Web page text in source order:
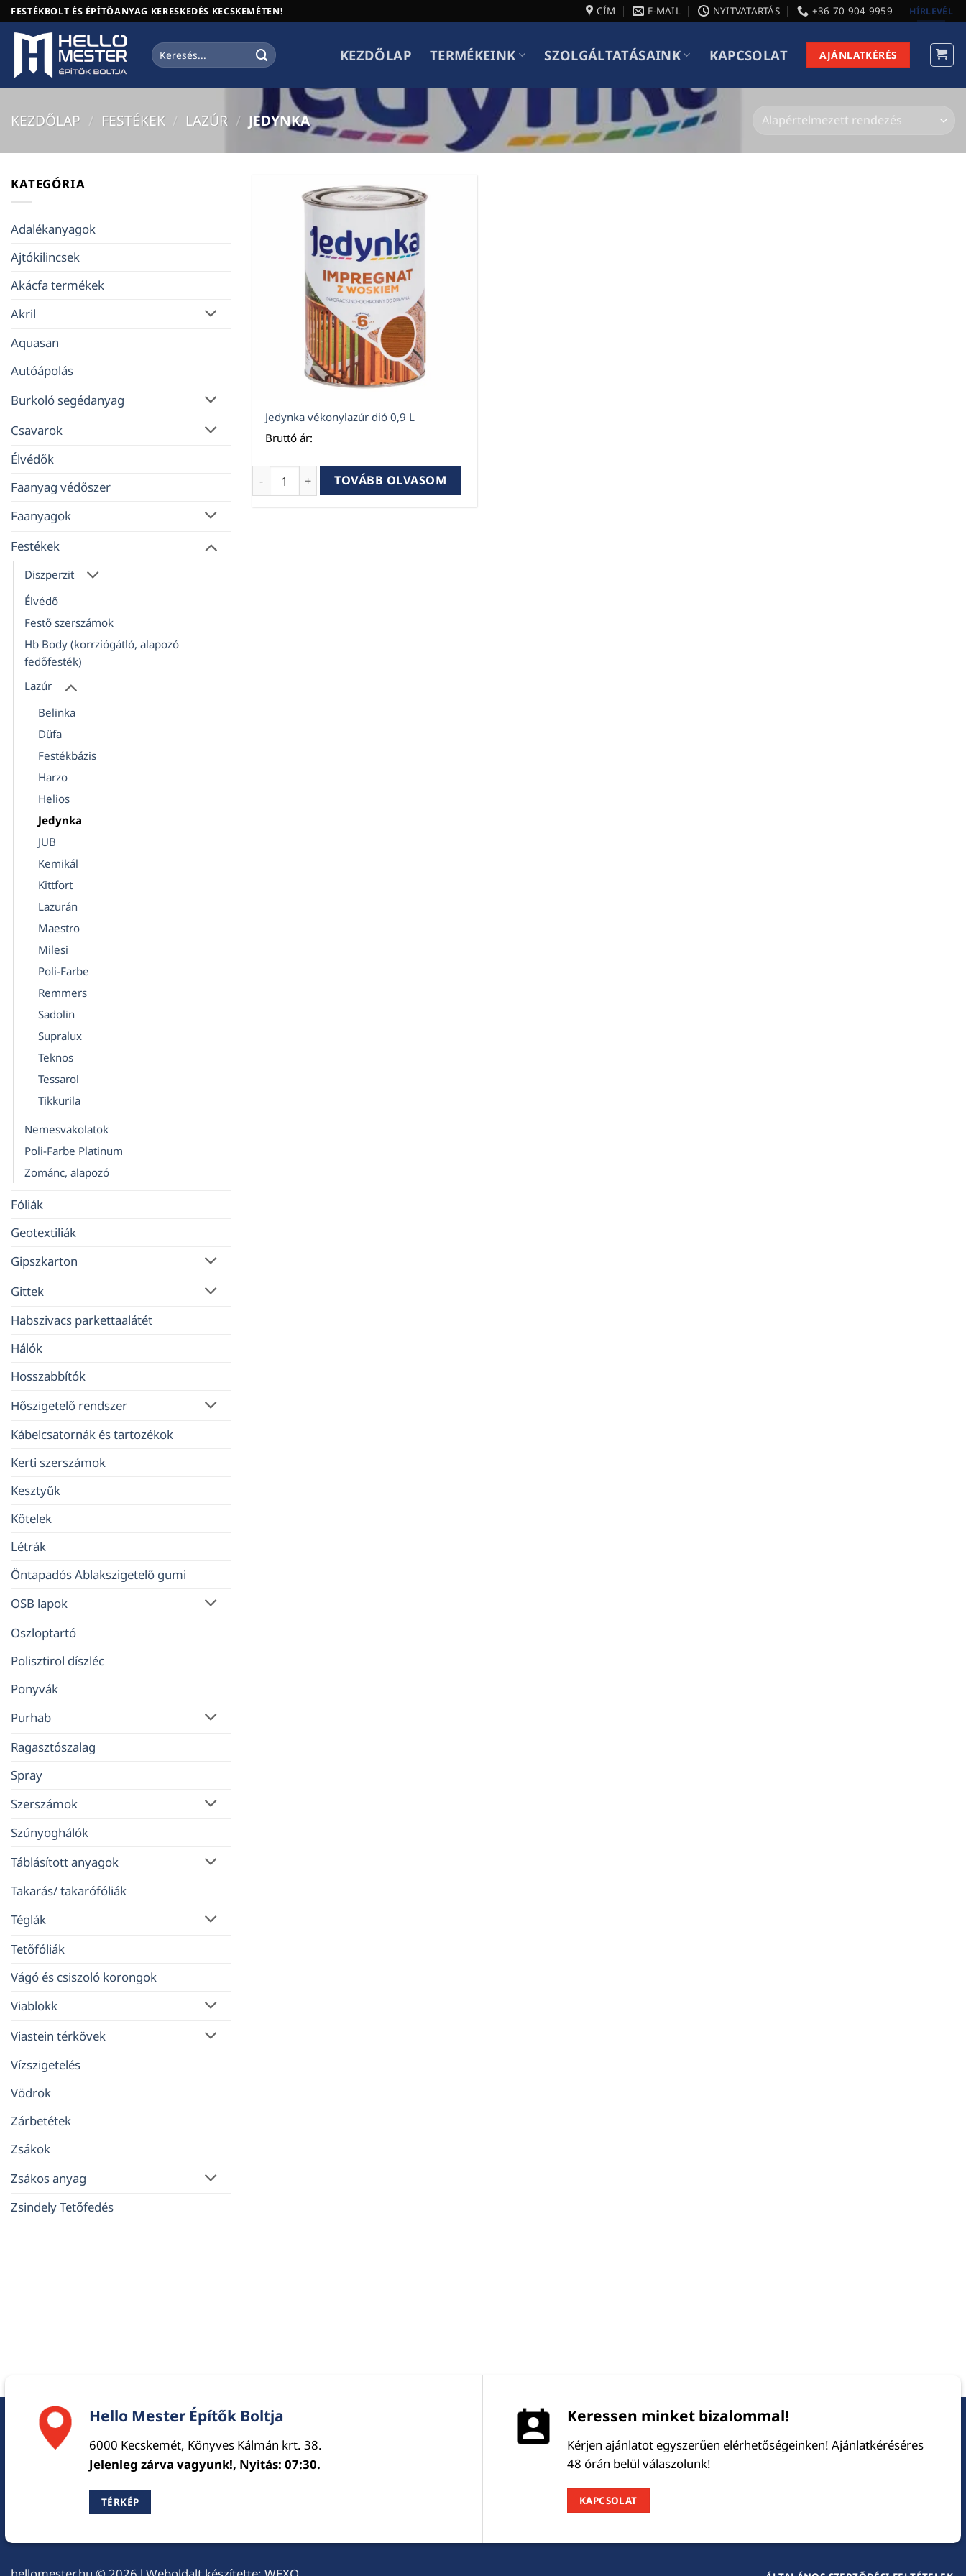
Skip
to
content
FESTÉKBOLT ÉS ÉPÍTŐANYAG KERESKEDÉS KECSKEMÉTEN! CÍM E-MAIL NYITVATARTÁS +36 70 904 9959 HÍRLEVÉL
Keresés
a
KEZDŐLAP TERMÉKEINK SZOLGÁLTATÁSAINK KAPCSOLAT AJÁNLATKÉRÉS
KEZDŐLAP / FESTÉKEK / LAZÚR / JEDYNKA
KATEGÓRIA
Adalékanyagok
Ajtókilincsek
Akácfa termékek
Akril
Aquasan
Autóápolás
Burkoló segédanyag
Csavarok
Élvédők
Faanyag védőszer
Faanyagok
Festékek
Diszperzit
Élvédő
Festő szerszámok
Hb Body (korrziógátló, alapozó
fedőfesték)
Lazúr
Belinka
Düfa
Festékbázis
Harzo
Helios
Jedynka
JUB
Kemikál
Kittfort
Lazurán
Maestro
Milesi
Poli-Farbe
Remmers
Sadolin
Supralux
Teknos
Tessarol
Tikkurila
Nemesvakolatok
Poli-Farbe Platinum
Zománc, alapozó
Fóliák
Geotextiliák
Gipszkarton
Gittek
Habszivacs parkettaalátét
Hálók
Hosszabbítók
Hőszigetelő rendszer
Kábelcsatornák és tartozékok
Kerti szerszámok
Kesztyűk
Kötelek
Létrák
Öntapadós Ablakszigetelő gumi
OSB lapok
Oszloptartó
Polisztirol díszléc
Ponyvák
Purhab
Ragasztószalag
Spray
Szerszámok
Szúnyoghálók
Táblásított anyagok
Takarás/ takarófóliák
Téglák
Tetőfóliák
Vágó és csiszoló korongok
Viablokk
Viastein térkövek
Vízszigetelés
Vödrök
Zárbetétek
Zsákok
Zsákos anyag
Zsindely Tetőfedés
Jedynka vékonylazúr dió 0,9 L
Bruttó ár:
Jedynka vékonylazúr dió 0,9 L mennyiség
TOVÁBB OLVASOM
Hello Mester Építők Boltja
6000 Kecskemét, Könyves Kálmán krt. 38.
Jelenleg zárva vagyunk!, Nyitás: 07:30.
TÉRKÉP
Keressen minket bizalommal!
Kérjen ajánlatot egyszerűen elérhetőségeinken! Ajánlatkéréséres
48 órán belül válaszolunk!
KAPCSOLAT